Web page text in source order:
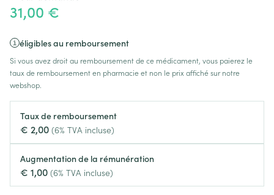
31,00 €
éligibles au remboursement
Si vous avez droit au remboursement de ce médicament, vous paierez le
taux de remboursement en pharmacie et non le prix affiché sur notre
webshop.
Taux de remboursement
€ 2,00 (6% TVA incluse)
Augmentation de la rémunération
€ 1,00 (6% TVA incluse)